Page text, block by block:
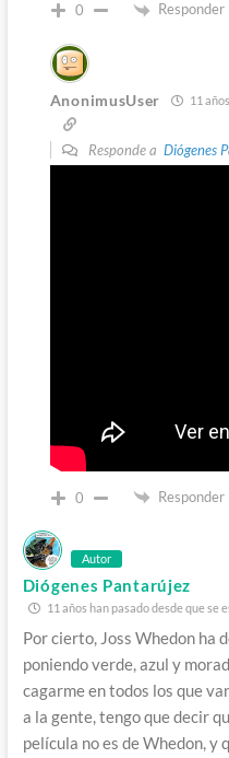
0 Responder
AnonimusUser 11
Responde a Diógenes
0 Responder
Autor
Diógenes Pantarújez
11 años han pasado desde que se
Por cierto, Joss Whedon ha
poniendo verde, azul y
cagarme en todos los que
a la gente, tengo que decir
película no es de Whedon, y